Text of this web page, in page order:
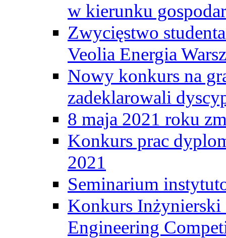
w kierunku
Zwycięstwo
Veolia Energia
Nowy konkurs na
zadeklarowali
8 maja 2021 roku
Konkurs prac
2021
Seminarium
Konkurs
Engineering